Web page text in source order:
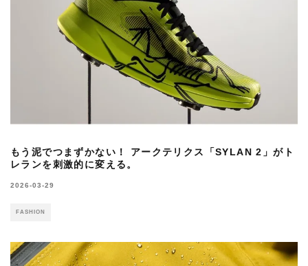
もう泥でつまずかない！ アークテリクス「SYLAN 2」がト
レランを刺激的に変える。
2026-03-29
FASHION